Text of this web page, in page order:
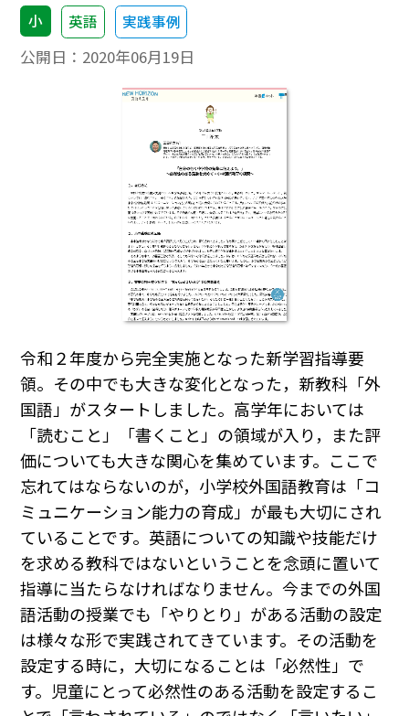
小 英語 実践事例
公開日： 2020年06月19日
令和２年度から完全実施となった新学習指導要
領。その中でも大きな変化となった，新教科「外
国語」がスタートしました。高学年においては
「読むこと」「書くこと」の領域が入り，また評
価についても大きな関心を集めています。ここで
忘れてはならないのが，小学校外国語教育は「コ
ミュニケーション能力の育成」が最も大切にされ
ていることです。英語についての知識や技能だけ
を求める教科ではないということを念頭に置いて
指導に当たらなければなりません。今までの外国
語活動の授業でも「やりとり」がある活動の設定
は様々な形で実践されてきています。その活動を
設定する時に，大切になることは「必然性」で
す。児童にとって必然性のある活動を設定するこ